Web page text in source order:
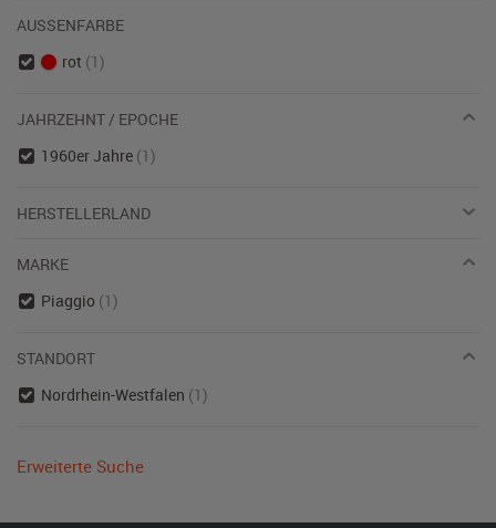
AUSSENFARBE
rot (1)
JAHRZEHNT / EPOCHE
1960er Jahre (1)
HERSTELLERLAND
MARKE
Piaggio (1)
STANDORT
Nordrhein-Westfalen (1)
Erweiterte Suche